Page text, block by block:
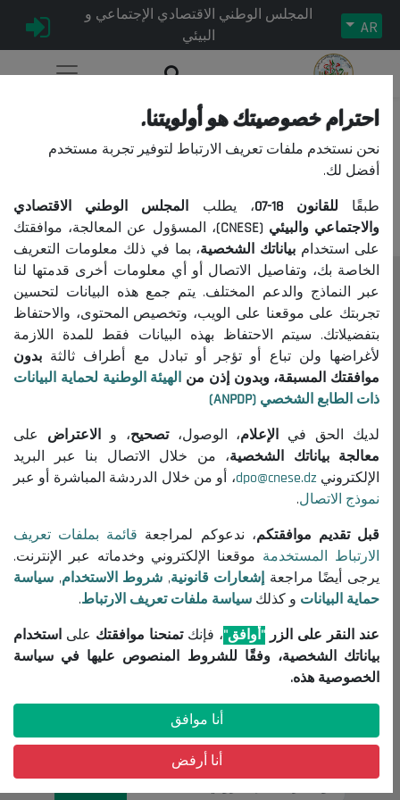
AR
المجلس الوطني الاقتصادي الإجتماعي و
البيئي
عذراً، لا يمكنكم الوصول إلى هذا
المجلس
حول المجلس
الرئيس
التنظيم
جميع المنشورات
معلومات مفيدة
إعلانات مناقصات واستشارات
إشعارات قانونية
شروط الاستخدام
سياسة حماية البيانات
سياسة ملفات تعريف الارتباط
تواصل معنا
(+213) 021 98 01 00|01|02
contact@cnese.dz
اقتراحات أو مبادرات
سجلوا و كونوا على اطلاع بآخر أخبار المجلس
التسجيل
احترام خصوصيتك هو أولويتنا.
نحن نستخدم ملفات تعريف الارتباط لتوفير تجربة مستخدم
أفضل لك.
طبقًا للقانون 18-07 ، يطلب المجلس الوطني الاقتصادي
والاجتماعي والبيئي (CNESE)
، المسؤول عن المعالجة، موافقتك
على استخدام بياناتك الشخصية، بما في ذلك معلومات التعريف
الخاصة بك، وتفاصيل الاتصال أو أي معلومات أخرى قدمتها لنا
عبر النماذج والدعم المختلف. يتم جمع هذه البيانات لتحسين
تجربتك على موقعنا على الويب، وتخصيص المحتوى، والاحتفاظ
بتفضيلاتك. سيتم الاحتفاظ بهذه البيانات فقط للمدة اللازمة
لأغراضها ولن تباع أو تؤجر أو تبادل مع أطراف ثالثة بدون
موافقتك المسبقة، وبدون إذن من الهيئة الوطنية لحماية البيانات
ذات الطابع الشخصي (ANPDP)
لديك الحق في الإعلام، الوصول،تصحيح، والاعتراض على
معالجة بياناتك الشخصية، من خلال الاتصال بنا عبر البريد
الإلكترونيdpo@cnese.dz، أو من خلال الدردشة المباشرة أو عبر
نموذج الاتصال.
قبل تقديم موافقتكم، ندعوكم لمراجعة قائمة بملفات تعريف
الارتباط المستخدمة موقعنا الإلكتروني وخدماته عبر الإنترنت.
يرجى أيضًا مراجعة إشعارات قانونية, شروط الاستخدام, سياسة
حماية البيانات و كذلك سياسة ملفات تعريف الارتباط.
عند النقر على الزر "أوافق"، فإنكتمنحنا موافقتك على استخدام
بياناتك الشخصية، وفقًا للشروط المنصوص عليها في سياسة
الخصوصية هذه.
أنا موافق
أنا أرفض